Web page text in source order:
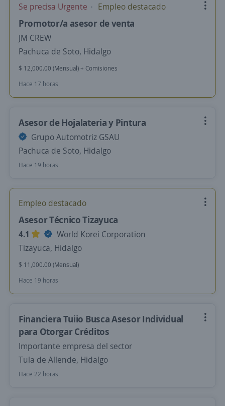
Se precisa Urgente Empleo destacado
Promotor/a asesor de venta
JM CREW
Pachuca de Soto, Hidalgo
$ 12,000.00 (Mensual) + Comisiones
Hace 17 horas
Asesor de Hojalateria y Pintura
Grupo Automotriz GSAU
Pachuca de Soto, Hidalgo
Hace 19 horas
Empleo destacado
Asesor Técnico Tizayuca
4.1
World Korei Corporation
Tizayuca, Hidalgo
$ 11,000.00 (Mensual)
Hace 19 horas
Financiera Tuiio Busca Asesor Individual
para Otorgar Créditos
Importante empresa del sector
Tula de Allende, Hidalgo
Hace 22 horas